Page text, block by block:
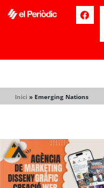
Inici » Emerging Nations